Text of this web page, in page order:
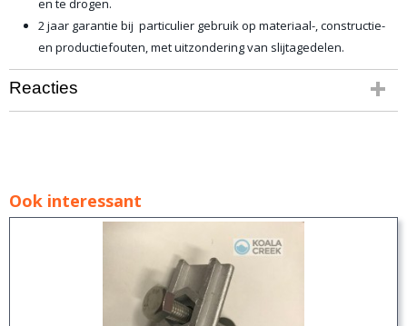
en te drogen.
2 jaar garantie bij particulier gebruik op materiaal-, constructie-
en productiefouten, met uitzondering van slijtagedelen.
Reacties
Ook interessant